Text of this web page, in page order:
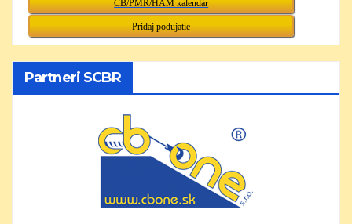
CB/PMR/HAM kalendár
Pridaj podujatie
Partneri SCBR